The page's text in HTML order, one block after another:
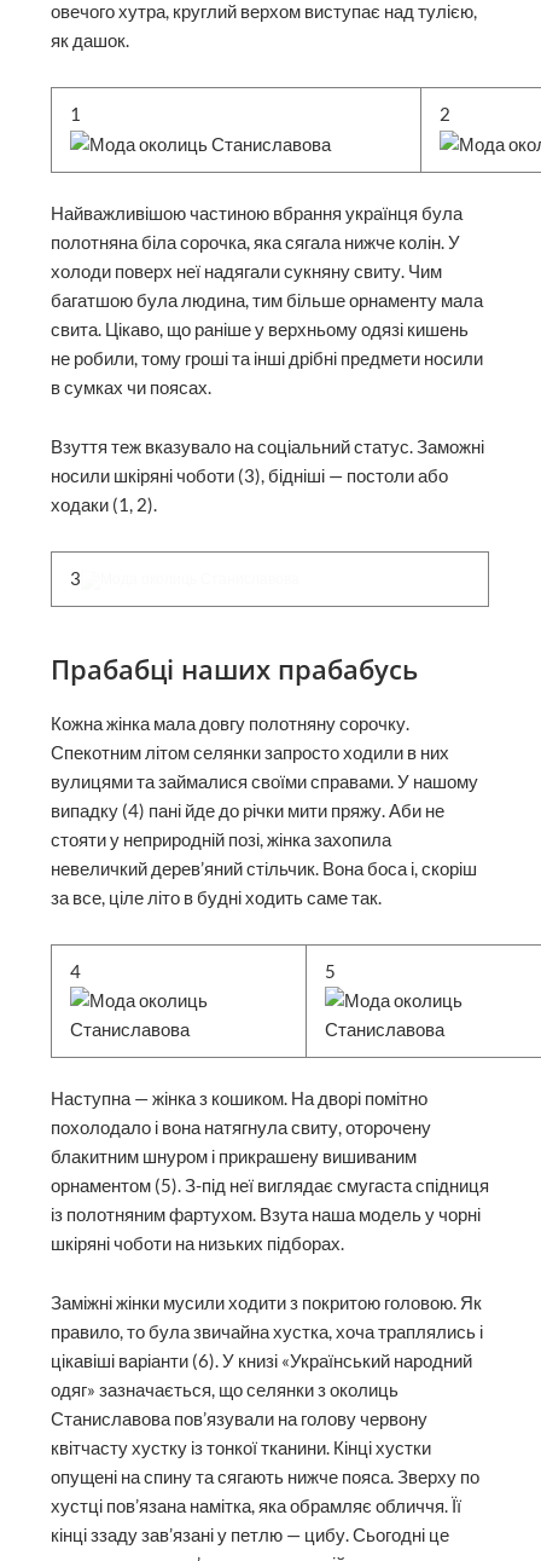
овечого хутра, круглий верхом виступає над тулією,
як дашок.
1 2
Найважливішою частиною вбрання українця була
полотняна біла сорочка, яка сягала нижче колін. У
холоди поверх неї надягали сукняну свиту. Чим
багатшою була людина, тим більше орнаменту мала
свита. Цікаво, що раніше у верхньому одязі кишень
не робили, тому гроші та інші дрібні предмети носили
в сумках чи поясах.
Взуття теж вказувало на соціальний статус. Заможні
носили шкіряні чоботи (3), бідніші — постоли або
ходаки (1, 2).
3
Прабабці наших прабабусь
Кожна жінка мала довгу полотняну сорочку.
Спекотним літом селянки запросто ходили в них
вулицями та займалися своїми справами. У нашому
випадку (4) пані йде до річки мити пряжу. Аби не
стояти у неприродній позі, жінка захопила
невеличкий дерев’яний стільчик. Вона боса і, скоріш
за все, ціле літо в будні ходить саме так.
4 5
Наступна — жінка з кошиком. На дворі помітно
похолодало і вона натягнула свиту, оторочену
блакитним шнуром і прикрашену вишиваним
орнаментом (5). З-під неї виглядає смугаста спідниця
із полотняним фартухом. Взута наша модель у чорні
шкіряні чоботи на низьких підборах.
Заміжні жінки мусили ходити з покритою головою. Як
правило, то була звичайна хустка, хоча траплялись і
цікавіші варіанти (6). У книзі «Український народний
одяг» зазначається, що селянки з околиць
Станиславова пов’язували на голову червону
квітчасту хустку із тонкої тканини. Кінці хустки
опущені на спину та сягають нижче пояса. Зверху по
хустці пов’язана намітка, яка обрамляє обличчя. Її
кінці ззаду зав’язані у петлю — цибу. Сьогодні це